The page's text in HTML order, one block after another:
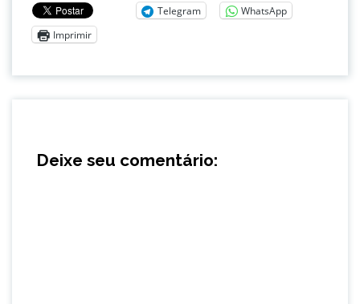
Telegram
WhatsApp
Imprimir
Deixe seu comentário: